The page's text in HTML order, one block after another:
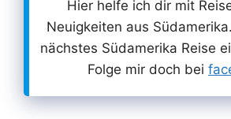
Hier helfe ich dir mit
Neuigkeiten aus
nächstes Südamerika Reise
Folge mir doch bei